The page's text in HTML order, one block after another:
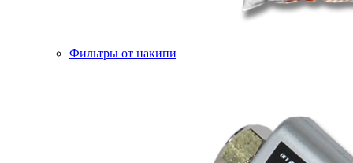
Фильтры от накипи